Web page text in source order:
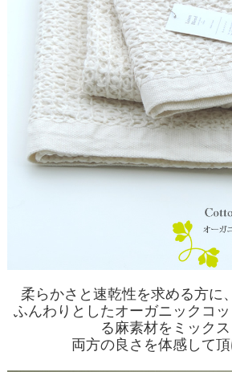
柔らかさと速乾性を求める方に
ふんわりとしたオーガニックコ
る麻素材をミック
両方の良さを体感して頂